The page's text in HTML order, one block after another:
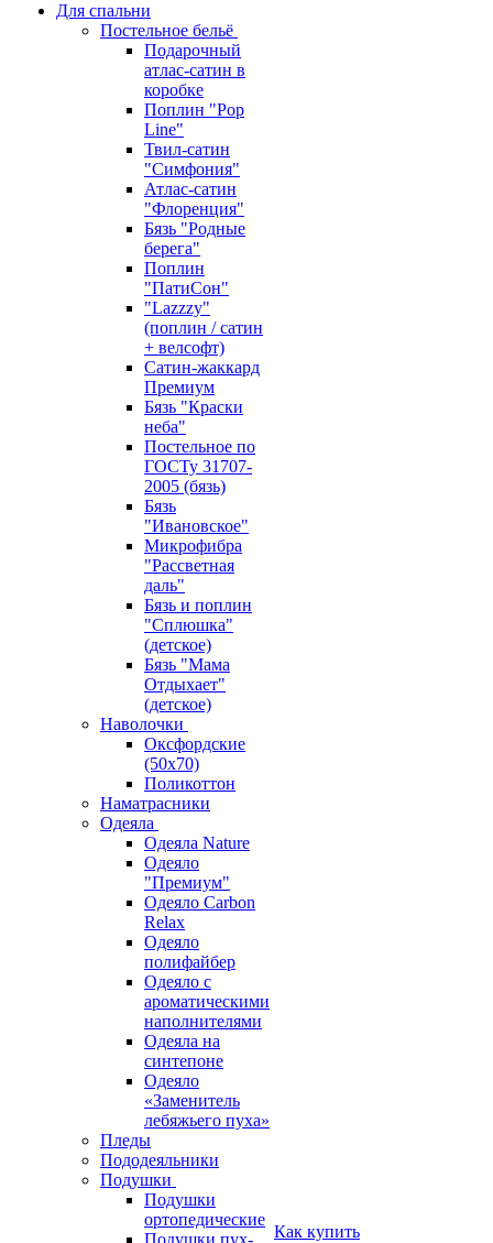
Для спальни
Постельное бельё
Подарочный
атлас-сатин в
коробке
Поплин "Pop
Line"
Твил-сатин
"Симфония"
Атлас-сатин
"Флоренция"
Бязь "Родные
берега"
Поплин
"ПатиСон"
"Lazzzy"
(поплин / сатин
+ велсофт)
Сатин-жаккард
Премиум
Бязь "Краски
неба"
Постельное по
ГОСТу 31707-
2005 (бязь)
Бязь
"Ивановское"
Микрофибра
"Рассветная
даль"
Бязь и поплин
"Сплюшка"
(детское)
Бязь "Мама
Отдыхает"
(детское)
Наволочки
Оксфордские
(50х70)
Поликоттон
Наматрасники
Одеяла
Одеяла Nature
Одеяло
"Премиум"
Одеяло Carbon
Relax
Одеяло
полифайбер
Одеяло с
ароматическими
наполнителями
Одеяла на
синтепоне
Одеяло
«Заменитель
лебяжьего пуха»
Пледы
Пододеяльники
Подушки
Подушки
ортопедические
Подушки пух-
Как купить